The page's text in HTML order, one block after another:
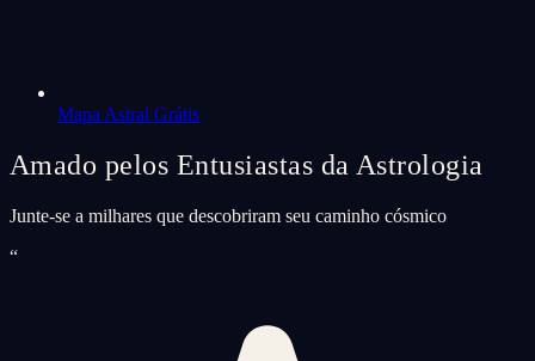
Mapa Astral Grátis
Amado pelos Entusiastas da Astrologia
Junte-se a milhares que descobriram seu caminho cósmico
“